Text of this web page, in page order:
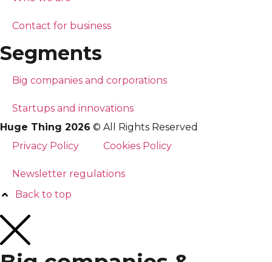
Contact for business
Segments
Big companies and corporations
Startups and innovations
Huge Thing 2026 © All Rights Reserved
Privacy Policy
Cookies Policy
Newsletter regulations
Back to top